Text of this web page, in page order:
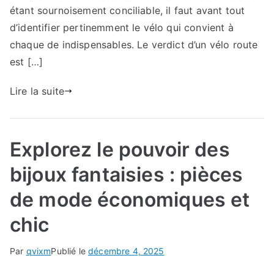
étant sournoisement conciliable, il faut avant tout
d’identifier pertinemment le vélo qui convient à
chaque de indispensables. Le verdict d’un vélo route
est […]
Lire la suite
Explorez le pouvoir des
bijoux fantaisies : pièces
de mode économiques et
chic
Par qvixmPublié ledécembre 4, 2025